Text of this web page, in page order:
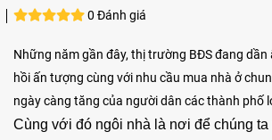
0 Đánh giá
Những năm gần đây, thị trường BĐS đang dần
hồi ấn tượng cùng với nhu cầu mua nhà ở
ngày càng tăng của người dân các thành phố
Cùng với đó ngôi nhà là nơi để chúng